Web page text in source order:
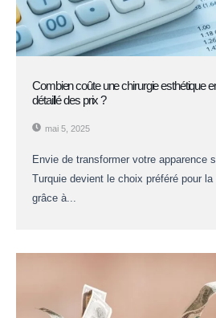
Combien coûte une chirurgie esthétique
détaillé des prix ?
mai 5, 2025
Envie de transformer votre apparence
Turquie devient le choix préféré pour
grâce à...